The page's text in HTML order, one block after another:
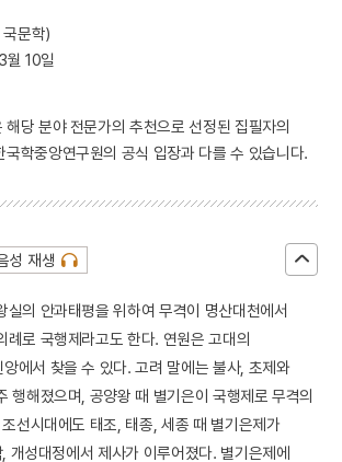
살 입상
노래
등학교
문학)
월 10일
해당 분야 전문가의 추천으로 선정된 집필자의
국학중앙연구원의 공식 입장과 다를 수 있습니다.
성 재생
실의 안과태평을 위하여 무격이 명산대천에서
례로 국행제라고도 한다. 연원은 고대의
에서 찾을 수 있다. 고려 말에는 불사, 초제와
행해졌으며, 공양왕 때 별기은이 국행제로 무격의
선시대에도 태조, 태종, 세종 때 별기은제가
개성대정에서 제사가 이루어졌다. 별기은제에